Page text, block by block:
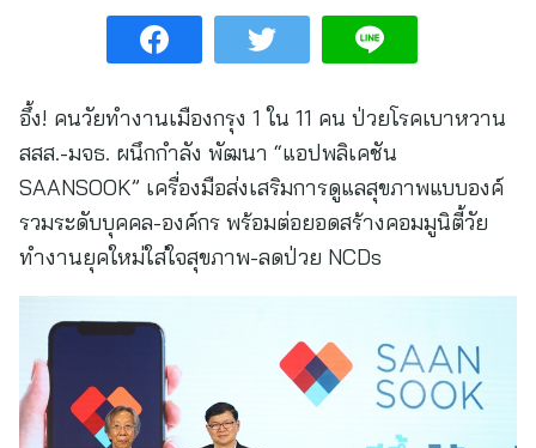
อึ้ง! คนวัยทำงานเมืองกรุง 1 ใน 11 คน ป่วยโรคเบาหวาน
สสส.-มจธ. ผนึกกำลัง พัฒนา “แอปพลิเคชัน
SAANSOOK” เครื่องมือส่งเสริมการดูแลสุขภาพแบบองค์
รวมระดับบุคคล-องค์กร พร้อมต่อยอดสร้างคอมมูนิตี้วัย
ทำงานยุคใหม่ใส่ใจสุขภาพ-ลดป่วย NCDs